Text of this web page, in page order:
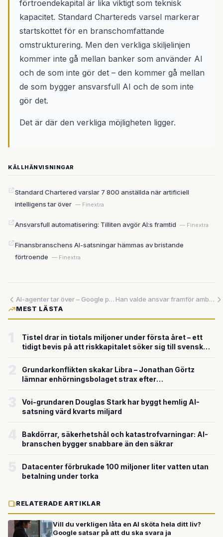
förtroendekapital är lika viktigt som teknisk
kapacitet. Standard Chartereds varsel markerar
startskottet för en branschomfattande
omstrukturering. Men den verkliga skiljelinjen
kommer inte gå mellan banker som använder AI
och de som inte gör det – den kommer gå mellan
de som bygger ansvarsfull AI och de som inte
gör det.
Det är där den verkliga möjligheten ligger.
KÄLLHÄNVISNINGAR
Standard Chartered varslar 7 800 anställda när artificiell
intelligens tar över — Finextra
Ansvarsfull automatisering: Tilliten avgör AI:s framtid — Finextra
Finansbranschens AI-satsningar hämmas av bristande
förtroende — Finextra
AI-agenter tar över – Google presenterar sin mest genomgripande produktomvandling någonsin
Han valde ansvar framför ambition – och hela AI-branschen lyssnar
MEST LÄSTA
Tistel drar in tiotals miljoner under första året – ett
tidigt bevis på att riskkapitalet söker sig till svensk
Grundarkonflikten skakar Libra – Jonathan Görtz
lämnar enhörningsbolaget strax efter
Voi-grundaren Douglas Stark har byggt hemlig AI-
satsning värd kvarts miljard
Bakdörrar, säkerhetshål och katastrofvarningar: AI-
branschen bygger snabbare än den säkrar
Datacenter förbrukade 100 miljoner liter vatten utan
betalning under torka
RELATERADE ARTIKLAR
Vill du verkligen låta en AI sköta hela ditt liv?
Google satsar på att du ska svara ja